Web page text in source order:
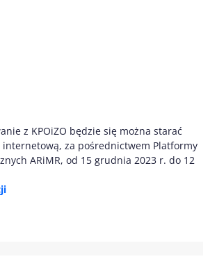
z KPOiZO będzie się można starać
internetową, za pośrednictwem Platformy
ARiMR, od 15 grudnia 2023 r. do 12